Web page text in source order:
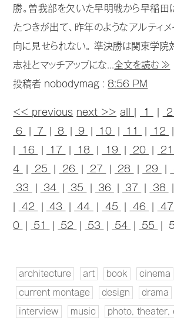
勝。曽我部を欠いた早明戦から早稲田
たつきが出て、昨年のようなアルティメ
向に見せられない。 準決勝は関東学院
志社とマッチアップにな...全文を読む ≫
投稿者 nobodymag :8:56 PM
<< previous next >> all 1 2
6
7 8 9 10 11 12
16 17 18 19 20 21
4
25 26 27 28 29
33
34 35 36 37 38
42 43 44 45 46 47
0
51 52 53 54 55 |
architecture art book cinema
current montage design drama
interview music photo, theater,